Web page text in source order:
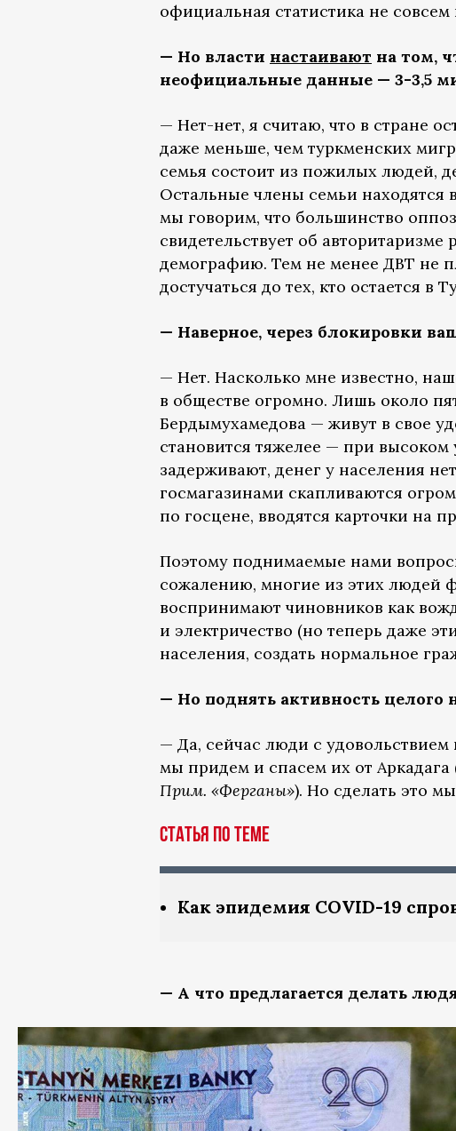
официальная статистика не совсем
— Но власти настаивают на том,
неофициальные данные — 3-3,5
— Нет-нет, я считаю, что в стране
даже меньше, чем туркменских
семья состоит из пожилых людей,
Остальные члены семьи находятся
мы говорим, что большинство
свидетельствует об
демографию. Тем не менее ДВТ не
достучаться до тех, кто остается в
— Наверное, через блокировки
— Нет. Насколько мне известно,
в обществе огромно. Лишь около
Бердымухамедова — живут в свое
становится тяжелее — при
задерживают, денег у населения
госмагазинами скапливаются
по госцене, вводятся карточки на
Поэтому поднимаемые нами
сожалению, многие из этих людей
воспринимают чиновников как
и электричество (но теперь даже
населения, создать нормальное
— Но поднять активность целого
— Да, сейчас люди с
мы придем и спасем их от Аркадага
Прим. «Ферганы»). Но сделать это
Статья по теме
Как эпидемия COVID-19
— А что предлагается делать